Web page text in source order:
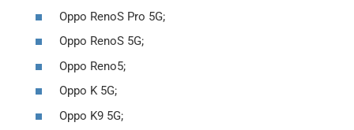
Oppo RenoS Pro 5G;
Oppo RenoS 5G;
Oppo Reno5;
Oppo K 5G;
Oppo K9 5G;